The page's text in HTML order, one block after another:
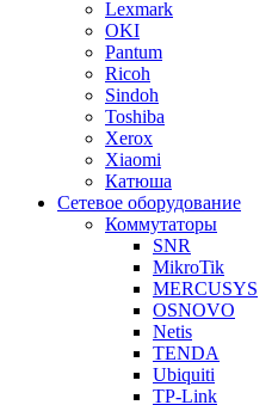
Lexmark
OKI
Pantum
Ricoh
Sindoh
Toshiba
Xerox
Xiaomi
Катюша
Сетевое оборудование
Коммутаторы
SNR
MikroTik
MERCUSYS
OSNOVO
Netis
TENDA
Ubiquiti
TP-Link